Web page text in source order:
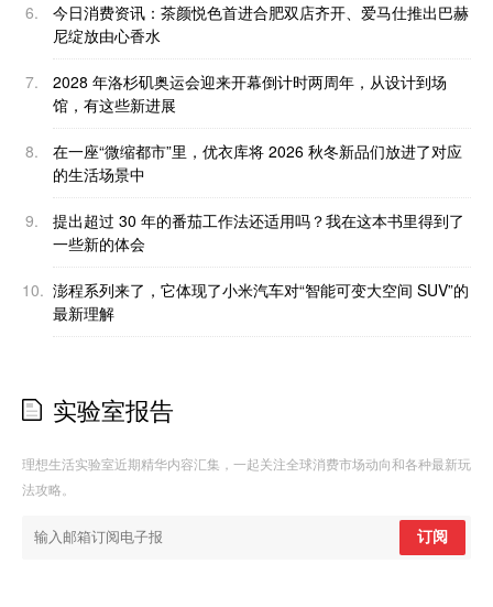
6.
今日消费资讯：茶颜悦色首进合肥双店齐开、爱马仕推出巴赫
尼绽放由心香水
7.
2028 年洛杉矶奥运会迎来开幕倒计时两周年，从设计到场
馆，有这些新进展
8.
在一座“微缩都市”里，优衣库将 2026 秋冬新品们放进了对应
的生活场景中
9.
提出超过 30 年的番茄工作法还适用吗？我在这本书里得到了
一些新的体会
10. 澎程系列来了，它体现了小米汽车对“智能可变大空间 SUV”的
最新理解
实验室报告
理想生活实验室近期精华内容汇集，一起关注全球消费市场动向和各种最新玩
法攻略。